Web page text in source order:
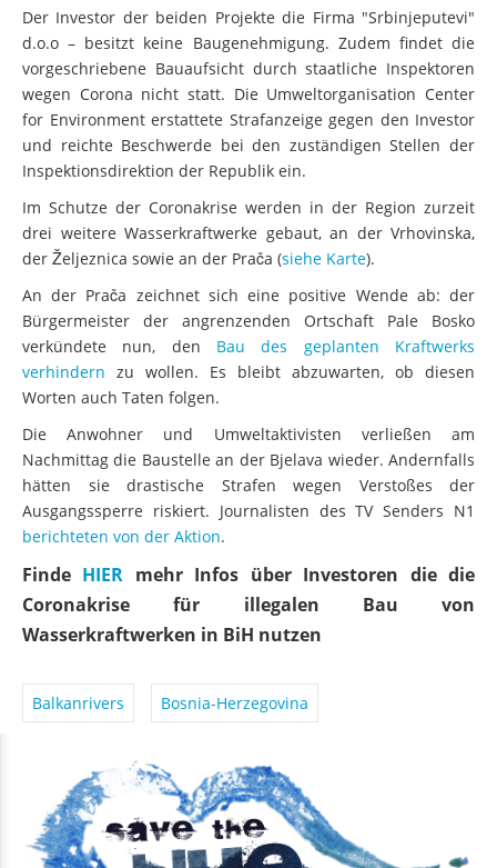
Der Investor der beiden Projekte die Firma "Srbinjeputevi"
d.o.o – besitzt keine Baugenehmigung. Zudem findet die
vorgeschriebene Bauaufsicht durch staatliche Inspektoren
wegen Corona nicht statt. Die Umweltorganisation Center
for Environment erstattete Strafanzeige gegen den Investor
und reichte Beschwerde bei den zuständigen Stellen der
Inspektionsdirektion der Republik ein.
Im Schutze der Coronakrise werden in der Region zurzeit
drei weitere Wasserkraftwerke gebaut, an der Vrhovinska,
der Željeznica sowie an der Prača (siehe Karte).
An der Prača zeichnet sich eine positive Wende ab: der
Bürgermeister der angrenzenden Ortschaft Pale Bosko
verkündete nun, den Bau des geplanten Kraftwerks
verhindern zu wollen. Es bleibt abzuwarten, ob diesen
Worten auch Taten folgen.
Die Anwohner und Umweltaktivisten verließen am
Nachmittag die Baustelle an der Bjelava wieder. Andernfalls
hätten sie drastische Strafen wegen Verstoßes der
Ausgangssperre riskiert. Journalisten des TV Senders N1
berichteten von der Aktion.
Finde HIER mehr Infos über Investoren die die
Coronakrise für illegalen Bau von
Wasserkraftwerken in BiH nutzen
Balkanrivers Bosnia-Herzegovina